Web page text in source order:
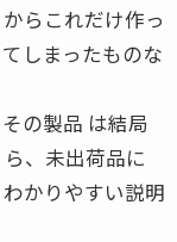
らこれだけ作っ
しまったものな
の製品 は結局
、未出荷品に
かりやすい説明